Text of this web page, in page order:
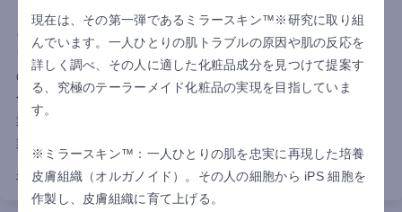
スニーズに応えるため、多言語多通貨・各国法要件対応機能や
シンプルなUI、連結会計システムとの連携機能、日英両言語で
のサポート体制が導入の決め手となりました。今後、業務標準
化とバックオフィスの効率化で人が入れ替わってもスムーズに
業務運用ができる環境の構築や、迅速な経営判断を行うための
業務速度の改善と精度向上を目指します。
インタビュー詳細はこちら
現在は、その第一弾であるミラースキン™※研究に取り組
んでいます。一人ひとりの肌トラブルの原因や肌の反応を
詳しく調べ、その人に適した化粧品成分を見つけて提案す
る、究極のテーラーメイド化粧品の実現を目指していま
す。
※ミラースキン™：一人ひとりの肌を忠実に再現した培養
皮膚組織（オルガノイド）。その人の細胞から iPS 細胞を
作製し、皮膚組織に育て上げる。